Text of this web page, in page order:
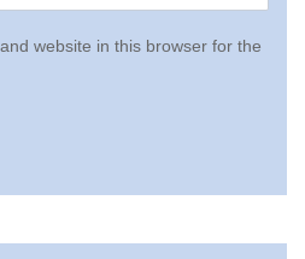
website in this browser for the